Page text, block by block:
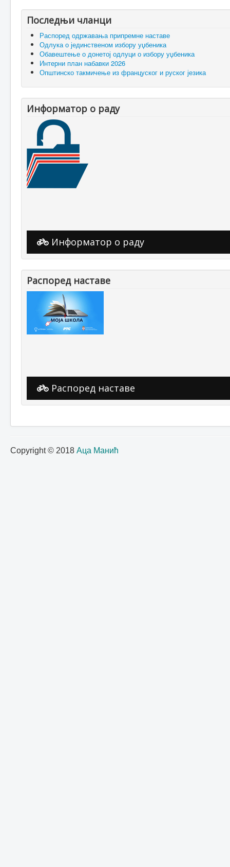
Последњи чланци
Распоред одржавања припремне наставе
Одлука о јединственом избору уџбеника
Обавештење о донетој одлуци о избору уџбеника
Интерни план набавки 2026
Општинско такмичење из француског и руског језика
Информатор о раду
Информатор о раду
Распоред наставе
Распоред наставе
Copyright © 2018 Аца Манић